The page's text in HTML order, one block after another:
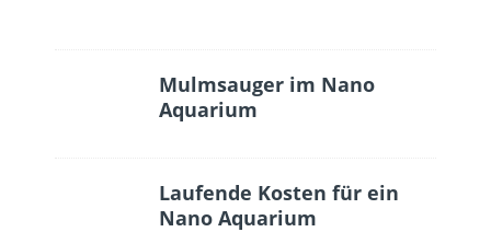
Mulmsauger im Nano
Aquarium
Laufende Kosten für ein
Nano Aquarium